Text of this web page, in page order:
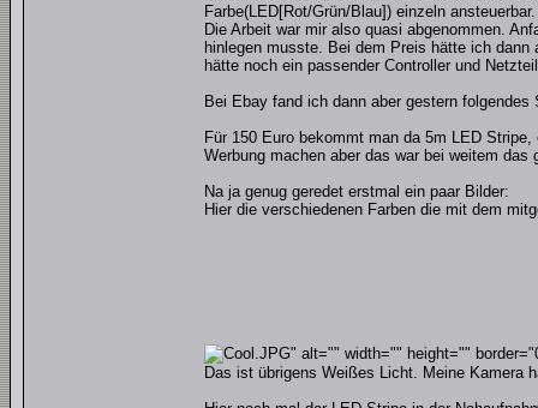
Farbe(LED[Rot/Grün/Blau]) einzeln ansteuerbar.
Die Arbeit war mir also quasi abgenommen.
hinlegen musste. Bei dem Preis hätte ich
hätte noch ein passender Controller und
Bei Ebay fand ich dann aber gestern
Für 150 Euro bekommt man da 5m LED
Werbung machen aber das war bei weitem
Na ja genug geredet erstmal ein paar Bilder:
Hier die verschiedenen Farben die mit dem
.JPG" alt="" width="" height=""
Das ist übrigens Weißes Licht. Meine Kamera